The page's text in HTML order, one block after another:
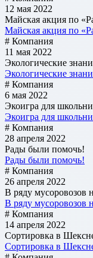
12 мая 2022
Майская акция по
Майская акция по
# Компания
11 мая 2022
Экологические
Экологические
# Компания
6 мая 2022
Экоигра для
Экоигра для
# Компания
28 апреля 2022
Рады были помочь!
Рады были помочь!
# Компания
26 апреля 2022
В ряду мусоровозов
В ряду мусоровозов
# Компания
14 апреля 2022
Сортировка в
Сортировка в